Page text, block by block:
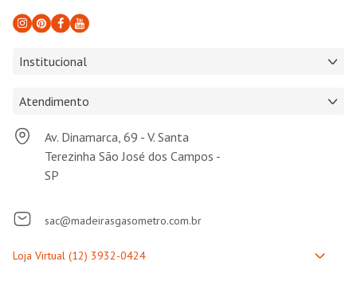
Institucional
Atendimento
Av. Dinamarca, 69 - V. Santa
Terezinha São José dos Campos -
SP
sac@madeirasgasometro.com.br